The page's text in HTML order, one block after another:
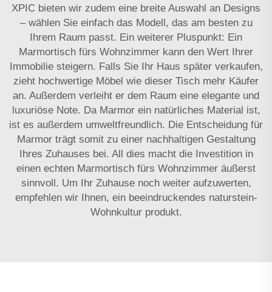
XPIC bieten wir zudem eine breite Auswahl an Designs
– wählen Sie einfach das Modell, das am besten zu
Ihrem Raum passt. Ein weiterer Pluspunkt: Ein
Marmortisch fürs Wohnzimmer kann den Wert Ihrer
Immobilie steigern. Falls Sie Ihr Haus später verkaufen,
zieht hochwertige Möbel wie dieser Tisch mehr Käufer
an. Außerdem verleiht er dem Raum eine elegante und
luxuriöse Note. Da Marmor ein natürliches Material ist,
ist es außerdem umweltfreundlich. Die Entscheidung für
Marmor trägt somit zu einer nachhaltigen Gestaltung
Ihres Zuhauses bei. All dies macht die Investition in
einen echten Marmortisch fürs Wohnzimmer äußerst
sinnvoll. Um Ihr Zuhause noch weiter aufzuwerten,
empfehlen wir Ihnen, ein beeindruckendes naturstein-
Wohnkultur produkt.